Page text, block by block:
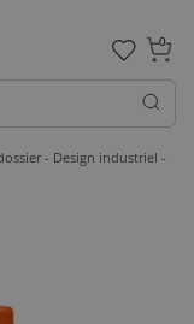
0
- Design industriel -